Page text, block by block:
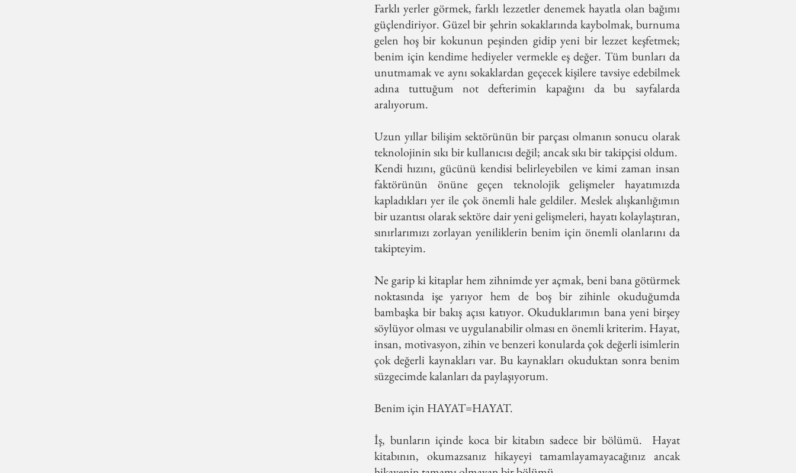
Farklı yerler görmek, farklı lezzetler denemek hayatla olan bağımı
güçlendiriyor. Güzel bir şehrin sokaklarında kaybolmak, burnuma
gelen hoş bir kokunun peşinden gidip yeni bir lezzet keşfetmek;
benim için kendime hediyeler vermekle eş değer. Tüm bunları da
unutmamak ve aynı sokaklardan geçecek kişilere tavsiye edebilmek
adına tuttuğum not defterimin kapağını da bu sayfalarda
aralıyorum.
Uzun yıllar bilişim sektörünün bir parçası olmanın sonucu olarak
teknolojinin sıkı bir kullanıcısı değil; ancak sıkı bir takipçisi oldum.
Kendi hızını, gücünü kendisi belirleyebilen ve kimi zaman insan
faktörünün önüne geçen teknolojik gelişmeler hayatımızda
kapladıkları yer ile çok önemli hale geldiler. Meslek alışkanlığımın
bir uzantısı olarak sektöre dair yeni gelişmeleri, hayatı kolaylaştıran,
sınırlarımızı zorlayan yeniliklerin benim için önemli olanlarını da
takipteyim.
Ne garip ki kitaplar hem zihnimde yer açmak, beni bana götürmek
noktasında işe yarıyor hem de boş bir zihinle okuduğumda
bambaşka bir bakış açısı katıyor. Okuduklarımın bana yeni birşey
söylüyor olması ve uygulanabilir olması en önemli kriterim. Hayat,
insan, motivasyon, zihin ve benzeri konularda çok değerli isimlerin
çok değerli kaynakları var. Bu kaynakları okuduktan sonra benim
süzgecimde kalanları da paylaşıyorum.
Benim için HAYAT=HAYAT.
İş, bunların içinde koca bir kitabın sadece bir bölümü. Hayat
kitabının, okumazsanız hikayeyi tamamlayamayacağınız ancak